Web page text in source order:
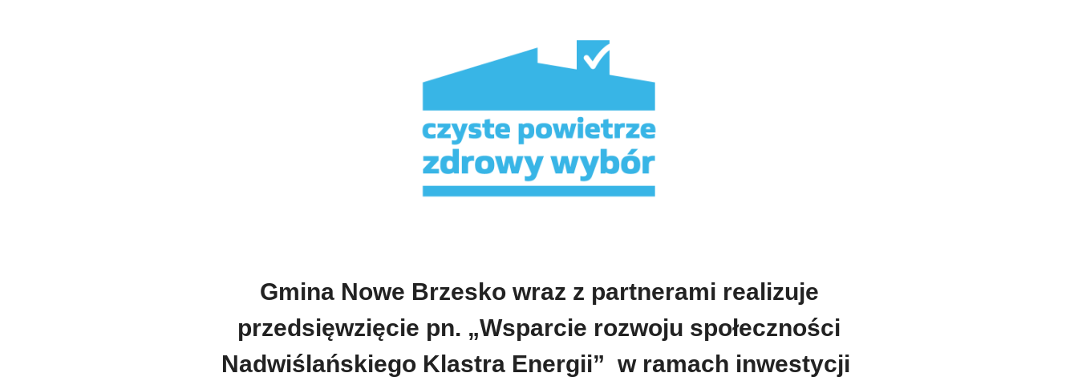
Gmina Nowe Brzesko wraz z partnerami realizuje
przedsięwzięcie pn. „Wsparcie rozwoju społeczności
Nadwiślańskiego Klastra Energii” w ramach inwestycji